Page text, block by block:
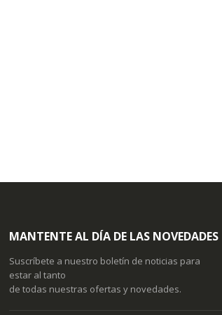
MANTENTE AL DÍA DE LAS NOVEDADES
Suscríbete a nuestro boletín de noticias para
estar al tanto
de todas nuestras ofertas y novedades.